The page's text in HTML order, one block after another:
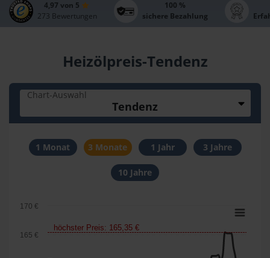
4,97 von 5
273 Bewertungen
100 %
sichere Bezahlung
Heizölpreis-Tendenz
Chart-Auswahl
Tendenz
1 Monat 3 Monate 1 Jahr 3 Jahre
10 Jahre
höchster Preis: 165,35 €
165 €
170 €